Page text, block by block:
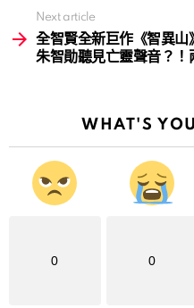
Next article
全智賢全新巨作《智異山
朱智勛聽見亡靈聲音？
WHAT'S
0 0